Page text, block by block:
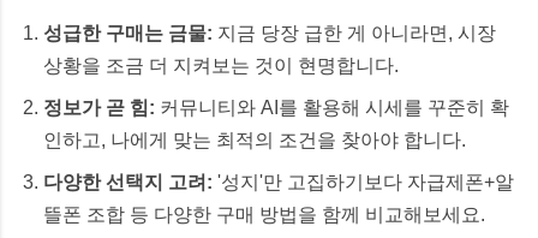
성급한 구매는 금물: 지금 당장 급한 게 아니라면, 시장
상황을 조금 더 지켜보는 것이 현명합니다.
정보가 곧 힘: 커뮤니티와 AI를 활용해 시세를 꾸준히 확
인하고, 나에게 맞는 최적의 조건을 찾아야 합니다.
다양한 선택지 고려: '성지'만 고집하기보다 자급제폰+알
뜰폰 조합 등 다양한 구매 방법을 함께 비교해보세요.